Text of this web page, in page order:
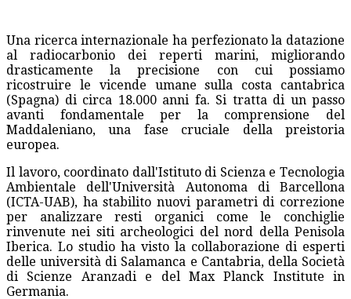
Una ricerca internazionale ha perfezionato la datazione
al radiocarbonio dei reperti marini, migliorando
drasticamente la precisione con cui possiamo
ricostruire le vicende umane sulla costa cantabrica
(Spagna) di circa 18.000 anni fa. Si tratta di un passo
avanti fondamentale per la comprensione del
Maddaleniano, una fase cruciale della preistoria
europea.
Il lavoro, coordinato dall'Istituto di Scienza e Tecnologia
Ambientale dell'Università Autonoma di Barcellona
(ICTA-UAB), ha stabilito nuovi parametri di correzione
per analizzare resti organici come le conchiglie
rinvenute nei siti archeologici del nord della Penisola
Iberica. Lo studio ha visto la collaborazione di esperti
delle università di Salamanca e Cantabria, della Società
di Scienze Aranzadi e del Max Planck Institute in
Germania.